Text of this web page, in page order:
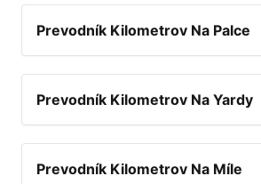
Prevodník Kilometrov Na Palce
Prevodník Kilometrov Na Yardy
Prevodník Kilometrov Na Míle